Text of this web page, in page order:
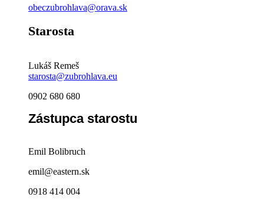
obeczubrohlava@orava.sk
Starosta
Lukáš Remeš
starosta@zubrohlava.eu
0902 680 680
Zástupca starostu
Emil Bolibruch
emil@eastern.sk
0918 414 004